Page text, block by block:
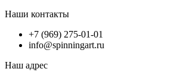
Наши контакты
+7 (969) 275-01-01
info@spinningart.ru
Наш адрес